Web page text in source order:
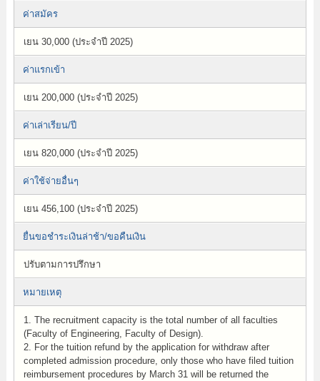
ค่าสมัคร
เยน 30,000 (ประจำปี 2025)
ค่าแรกเข้า
เยน 200,000 (ประจำปี 2025)
ค่าเล่าเรียน/ปี
เยน 820,000 (ประจำปี 2025)
ค่าใช้จ่ายอื่นๆ
เยน 456,100 (ประจำปี 2025)
ยื่นขอชำระเงินล่าช้า/ขอคืนเงิน
ปรับตามการปรึกษา
หมายเหตุ
1. The recruitment capacity is the total number of all faculties
(Faculty of Engineering, Faculty of Design).
2. For the tuition refund by the application for withdraw after
completed admission procedure, only those who have filed tuition
reimbursement procedures by March 31 will be returned the